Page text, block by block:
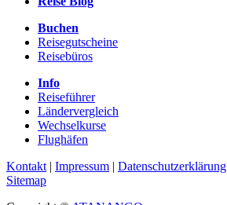
Buchen
Reisegutscheine
Reisebüros
Info
Reiseführer
Ländervergleich
Wechselkurse
Flughäfen
Kontakt | Impressum | Datenschutzerklärung
Sitemap